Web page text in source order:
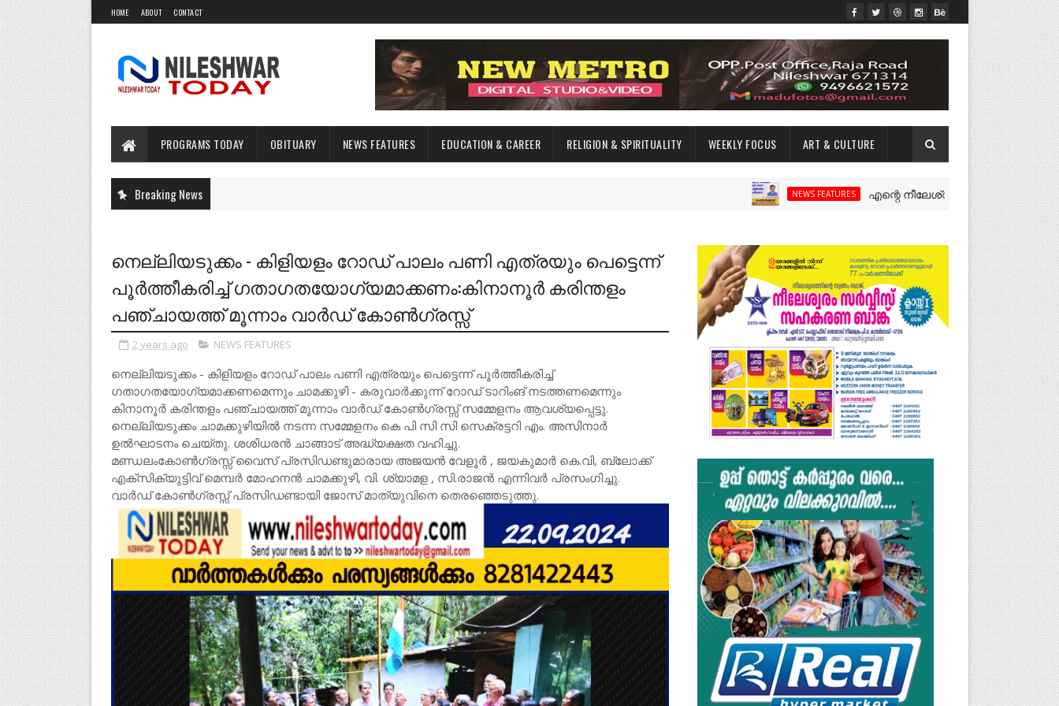
HOME ABOUT CONTACT
PROGRAMS TODAY OBITUARY NEWS FEATURES EDUCATION & CAREER RELIGION & SPIRITUALITY WEEKLY FOCUS ART & CULTURE
Breaking News NEWS FEATURES എന്റെ നീലേശ്വരം:ഒരു റോഡ് പിളർത്തിയ
നെല്ലിയടുക്കം - കിളിയളം റോഡ് പാലം പണി എത്രയും പെട്ടെന്ന്
പൂർത്തീകരിച്ച് ഗതാഗതയോഗ്യമാക്കണം:കിനാനൂർ കരിന്തളം
പഞ്ചായത്ത് മൂന്നാം വാർഡ് കോൺഗ്രസ്സ്
2 years ago NEWS FEATURES
നെല്ലിയടുക്കം - കിളിയളം റോഡ് പാലം പണി എത്രയും പെട്ടെന്ന് പൂർത്തീകരിച്ച്
ഗതാഗതയോഗ്യമാക്കണമെന്നും ചാമക്കുഴി - കരുവാർക്കുന്ന് റോഡ് ടാറിംങ് നടത്തണമെന്നും
കിനാനൂർ കരിന്തളം പഞ്ചായത്ത് മൂന്നാം വാർഡ് കോൺഗ്രസ്സ് സമ്മേളനം ആവശ്യപ്പെട്ടു.
നെല്ലിയടുക്കം ചാമക്കുഴിയിൽ നടന്ന സമ്മേളനം കെ പി സി സി സെക്രട്ടറി എം. അസിനാർ
ഉൽഘാടനം ചെയ്തു. ശശിധരൻ ചാങ്ങാട് അദ്ധ്യക്ഷത വഹിച്ചു.
മണ്ഡലംകോൺഗ്രസ്സ് വൈസ് പ്രസിഡണ്ടുമാരായ അജയൻ വേളൂർ , ജയകുമാർ കെ.വി, ബ്ലോക്ക്
എക്സിക്യുട്ടിവ് മെമ്പർ മോഹനൻ ചാമക്കുഴി, വി. ശ്യാമള , സി.രാജൻ എന്നിവർ പ്രസംഗിച്ചു.
വാർഡ് കോൺഗ്രസ്സ് പ്രസിഡണ്ടായി ജോസ് മാത്യുവിനെ തെരഞ്ഞെടുത്തു.